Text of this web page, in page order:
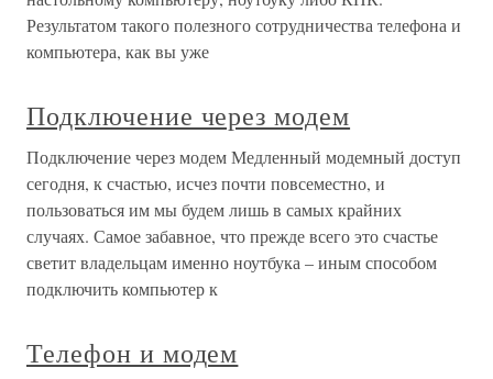
Результатом такого полезного сотрудничества телефона и
компьютера, как вы уже
Подключение через модем
Подключение через модем Медленный модемный доступ
сегодня, к счастью, исчез почти повсеместно, и
пользоваться им мы будем лишь в самых крайних
случаях. Самое забавное, что прежде всего это счастье
светит владельцам именно ноутбука – иным способом
подключить компьютер к
Телефон и модем